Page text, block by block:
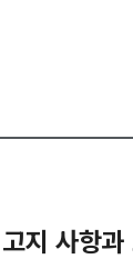
지 사항